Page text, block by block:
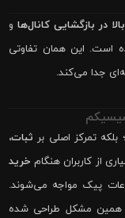
در بازگشایی کانال‌هاو
است. این همان تفاوتی
جدا می‌کند.
تمرکز اصلی بر ثبات،
از کاربران هنگام خرید
پیک مواجه می‌شوند.
همین مشکل طراحی شده